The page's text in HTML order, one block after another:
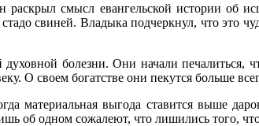
смысл евангельской истории об
свиней. Владыка подчеркнул, что это
духовной болезни. Они начали
О своем богатстве они пекутся больше
материальная выгода ставится выше
об одном сожалеют, что лишились того,